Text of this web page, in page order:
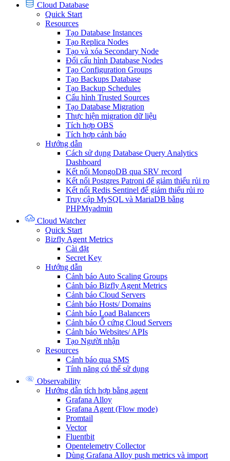
Cloud Database
Quick Start
Resources
Tạo Database Instances
Tạo Replica Nodes
Tạo và xóa Secondary Node
Đổi cấu hình Database Nodes
Tạo Configuration Groups
Tạo Backups Database
Tạo Backup Schedules
Cấu hình Trusted Sources
Tạo Database Migration
Thực hiện migration dữ liệu
Tích hợp OBS
Tích hợp cảnh báo
Hướng dẫn
Cách sử dụng Database Query Analytics
Dashboard
Kết nối MongoDB qua SRV record
Kết nối Postgres Patroni để giảm thiểu rủi ro
Kết nối Redis Sentinel để giảm thiểu rủi ro
Truy cập MySQL và MariaDB bằng
PHPMyadmin
Cloud Watcher
Quick Start
Bizfly Agent Metrics
Cài đặt
Secret Key
Hướng dẫn
Cảnh báo Auto Scaling Groups
Cảnh báo Bizfly Agent Metrics
Cảnh báo Cloud Servers
Cảnh báo Hosts/ Domains
Cảnh báo Load Balancers
Cảnh báo Ổ cứng Cloud Servers
Cảnh báo Websites/ APIs
Tạo Người nhận
Resources
Cảnh báo qua SMS
Tính năng có thể sử dụng
Observability
Hướng dẫn tích hợp bằng agent
Grafana Alloy
Grafana Agent (Flow mode)
Promtail
Vector
Fluentbit
Opentelemetry Collector
Dùng Grafana Alloy push metrics và import